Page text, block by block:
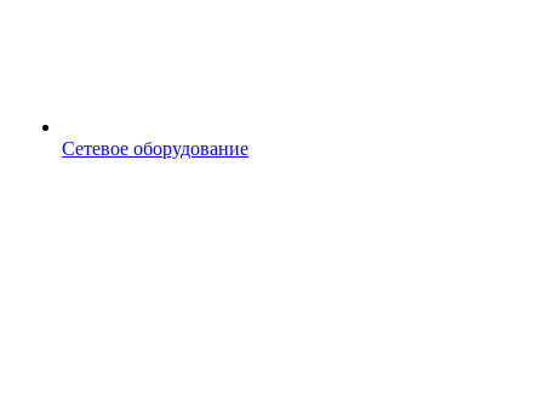
Сетевое оборудование